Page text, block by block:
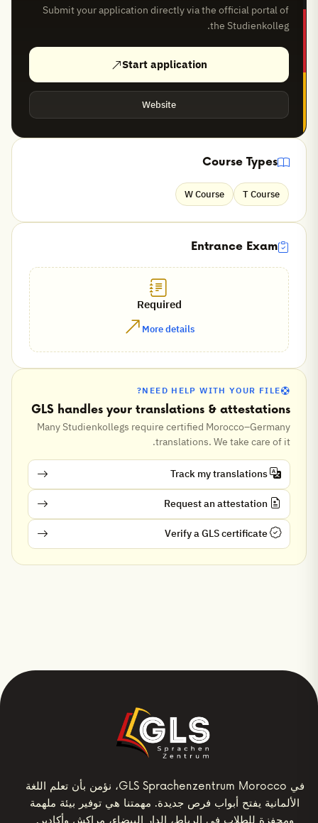
Submit your application directly via the official portal of
the Studienkolleg.
Start application
Website
Course Types
T Course
W Course
Entrance Exam
Required
More details
NEED HELP WITH YOUR FILE?
GLS handles your translations & attestations
Many Studienkollegs require certified Morocco–Germany
translations. We take care of it.
في GLS Sprachenzentrum Morocco، نؤمن بأن تعلم اللغة
الألمانية يفتح أبواب فرص جديدة. مهمتنا هي توفير بيئة ملهمة